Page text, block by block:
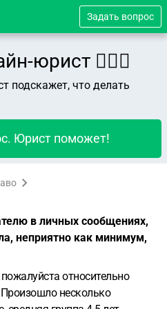
Задать вопрос
юрист 👨🏻‍⚖️
подскажет, что делать
Юрист поможет!
в личных сообщениях,
неприятно как минимум,
относительно
несколько